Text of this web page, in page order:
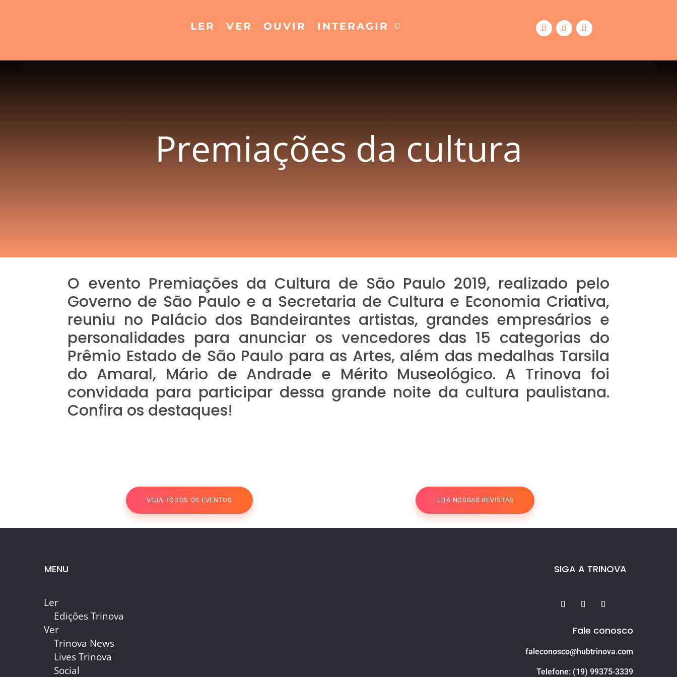
LER VER OUVIR INTERAGIR
Premiações da cultura
O evento Premiações da Cultura de São Paulo 2019, realizado pelo
Governo de São Paulo e a Secretaria de Cultura e Economia Criativa,
reuniu no Palácio dos Bandeirantes artistas, grandes empresários e
personalidades para anunciar os vencedores das 15 categorias do
Prêmio Estado de São Paulo para as Artes, além das medalhas Tarsila
do Amaral, Mário de Andrade e Mérito Museológico. A Trinova foi
convidada para participar dessa grande noite da cultura paulistana.
Confira os destaques!
VEJA TODOS OS EVENTOS LEIA NOSSAS REVISTAS
MENU
Ler
Edições Trinova
Ver
Trinova News
Lives Trinova
Social
SIGA A TRINOVA
Fale conosco
faleconosco@hubtrinova.com
Telefone: (19) 99375-3339